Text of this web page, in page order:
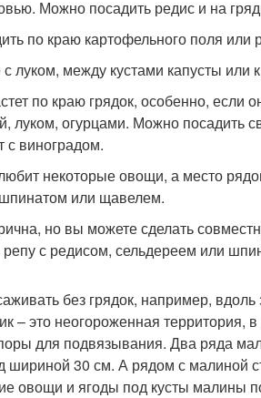
Можно посадить редис и на
по краю картофельного поля или
луком, между кустами капусты или
по краю грядок, особенно, если
луком, огурцами. Можно посадить
с виноградом.
некоторые овощи, а место
или щавелем.
но вы можете сделать
с редисом, сельдереем или
без грядок, например,
– это неогороженная территория,
для подвязывания. Два ряда
шириной 30 см. А рядом с малиной
овощи и ягоды под кусты малины